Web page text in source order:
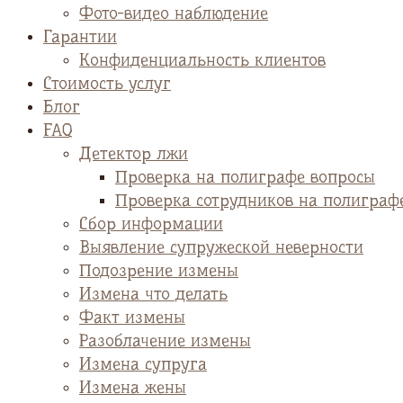
Фото-видео наблюдение
Гарантии
Конфиденциальность клиентов
Стоимость услуг
Блог
FAQ
Детектор лжи
Проверка на полиграфе вопросы
Проверка сотрудников на
Сбор информации
Выявление супружеской неверности
Подозрение измены
Измена что делать
Факт измены
Разоблачение измены
Измена супруга
Измена жены